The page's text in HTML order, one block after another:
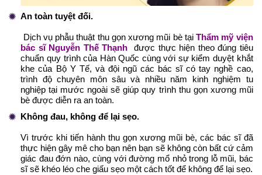
An toàn tuyệt đối.
Dịch vụ phẫu thuật thu gọn xương mũi bè tạiThẩm mỹ viện
bác sĩ Nguyễn Thế Thạnh được thực hiện theo đúng tiêu
chuẩn quy trình của Hàn Quốc cùng với sự kiểm duyệt khắt
khe của Bộ Y Tế, và đội ngũ các bác sĩ có tay nghề cao,
trình độ chuyên môn sâu và nhiều năm kinh nghiệm tu
nghiệp tại mước ngoài sẽ giúp quy trình thu gọn xương mũi
bè được diễn ra an toàn.
Không đau, không để lại sẹo.
Vì trước khi tiến hành thu gọn xương mũi bè, các bác sĩ đã
thực hiện gây mê cho bạn nên bạn sẽ không còn bất cứ cảm
giác đau đớn nào, cùng với đường mổ nhỏ trong lỗ mũi, bác
sĩ sẽ khéo léo che giấu sẹo một cách tốt để không để lại sẹo.